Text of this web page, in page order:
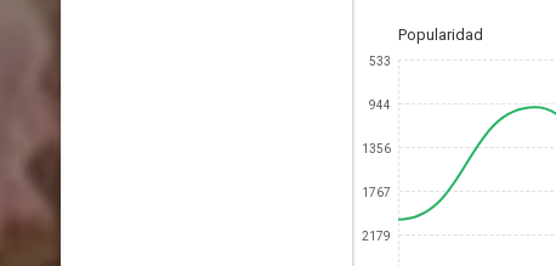
Popularidad
533
944
1356
1767
2179